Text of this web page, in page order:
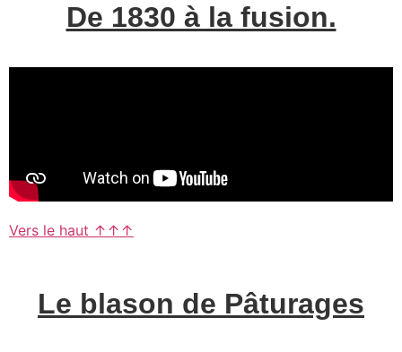
De 1830 à la fusion.
Vers le haut ↑↑↑
Le blason de Pâturages